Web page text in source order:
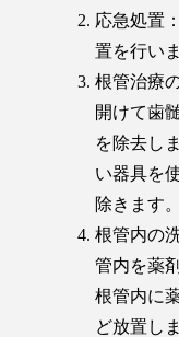
応急処置
置を行い
根管治療
開けて歯
を除去し
い器具を
除きます。
根管内の
管内を薬
根管内に
ど放置し